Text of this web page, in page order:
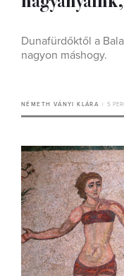
Dunafürdőktől a
nagyon máshogy.
NÉMETH VÁNYI KLÁRA 5